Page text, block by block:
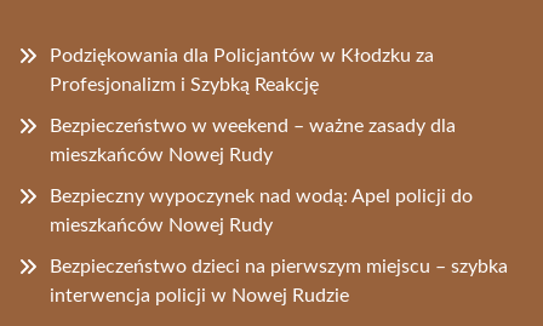
Podziękowania dla Policjantów w Kłodzku za
Profesjonalizm i Szybką Reakcję
Bezpieczeństwo w weekend – ważne zasady dla
mieszkańców Nowej Rudy
Bezpieczny wypoczynek nad wodą: Apel policji do
mieszkańców Nowej Rudy
Bezpieczeństwo dzieci na pierwszym miejscu – szybka
interwencja policji w Nowej Rudzie